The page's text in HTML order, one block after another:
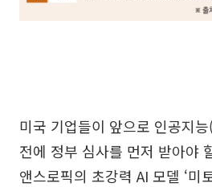
미국 기업들이 앞으로 인공지
전에 정부 심사를 먼저 받아야
앤스로픽의 초강력 AI 모델 ‘미